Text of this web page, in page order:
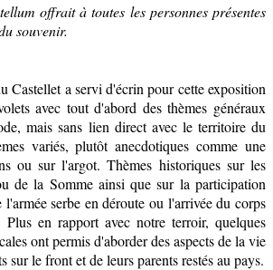
offrait à toutes les personnes présentes
souvenir.
Castellet a servi d'écrin pour cette exposition
avec tout d'abord des thèmes généraux
mais sans lien direct avec le territoire du
variés, plutôt anecdotiques comme une
ou sur l'argot. Thèmes historiques sur les
de la Somme ainsi que sur la participation
serbe en déroute ou l'arrivée du corps
Plus en rapport avec notre terroir, quelques
ont permis d'aborder des aspects de la vie
sur le front et de leurs parents restés au pays.